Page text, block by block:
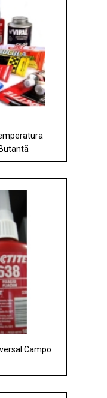
Campo